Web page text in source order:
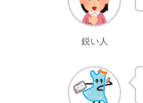
鋭い人